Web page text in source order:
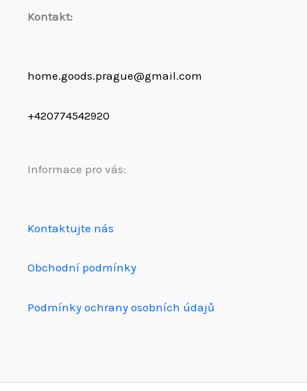
Kontakt:
home.goods.prague@gmail.com
+420774542920
Informace pro vás:
Kontaktujte nás
Obchodní podmínky
Podmínky ochrany osobních údajů